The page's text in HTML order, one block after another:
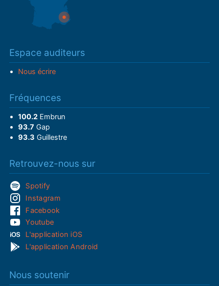
Espace auditeurs
Nous écrire
Fréquences
100.2Embrun
93.7 Gap
93.3 Guillestre
Retrouvez-nous sur
Spotify
Instagram
Facebook
Youtube
L'application iOS
L'application Android
Nous soutenir